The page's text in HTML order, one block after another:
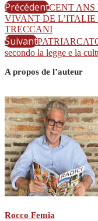
PrécédentCENT
VIVANT DE L’ITALIE
TRECCANI
Suivant
secondo la legge e la
A propos de l’auteur
Rocco Femia